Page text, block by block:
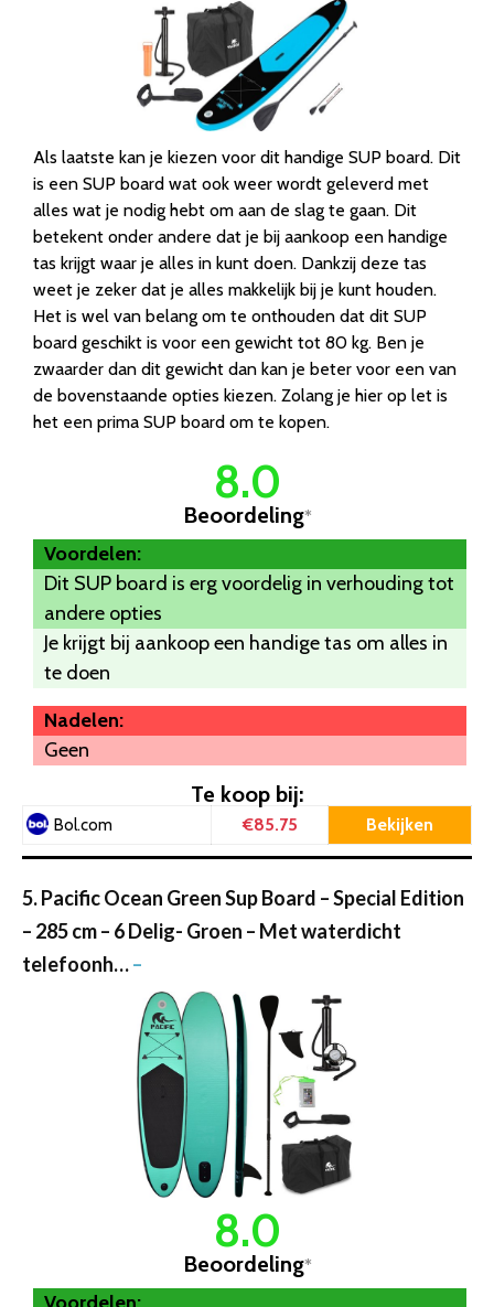
Als laatste kan je kiezen voor dit handige SUP board. Dit
is een SUP board wat ook weer wordt geleverd met
alles wat je nodig hebt om aan de slag te gaan. Dit
betekent onder andere dat je bij aankoop een handige
tas krijgt waar je alles in kunt doen. Dankzij deze tas
weet je zeker dat je alles makkelijk bij je kunt houden.
Het is wel van belang om te onthouden dat dit SUP
board geschikt is voor een gewicht tot 80 kg. Ben je
zwaarder dan dit gewicht dan kan je beter voor een van
de bovenstaande opties kiezen. Zolang je hier op let is
het een prima SUP board om te kopen.
8.0
Beoordeling*
Voordelen:
Dit SUP board is erg voordelig in verhouding tot
andere opties
Je krijgt bij aankoop een handige tas om alles in
te doen
Nadelen:
Geen
Te koop bij:
Bol.com €85.75 Bekijken
5. Pacific Ocean Green Sup Board – Special Edition
– 285 cm – 6 Delig- Groen – Met waterdicht
telefoonh…–
8.0
Beoordeling*